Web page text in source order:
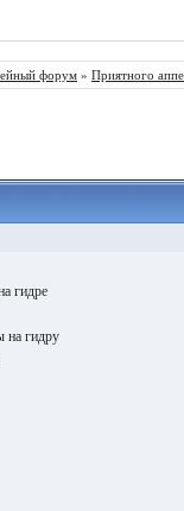
форум » Приятного
гидре
на гидру